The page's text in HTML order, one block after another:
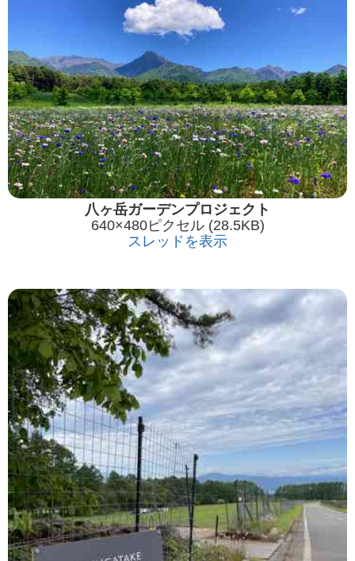
八ヶ岳ガーデンプロジェクト
640×480ピクセル (28.5KB)
スレッドを表示